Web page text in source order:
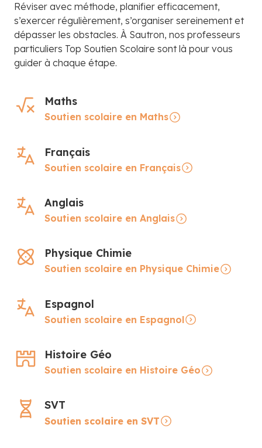
Réviser avec méthode, planifier efficacement,
s’exercer régulièrement, s’organiser sereinement et
dépasser les obstacles. À Sautron, nos professeurs
particuliers Top Soutien Scolaire sont là pour vous
guider à chaque étape.
Maths
Soutien scolaire en Maths
Français
Soutien scolaire en Français
Anglais
Soutien scolaire en Anglais
Physique Chimie
Soutien scolaire en Physique Chimie
Espagnol
Soutien scolaire en Espagnol
Histoire Géo
Soutien scolaire en Histoire Géo
SVT
Soutien scolaire en SVT